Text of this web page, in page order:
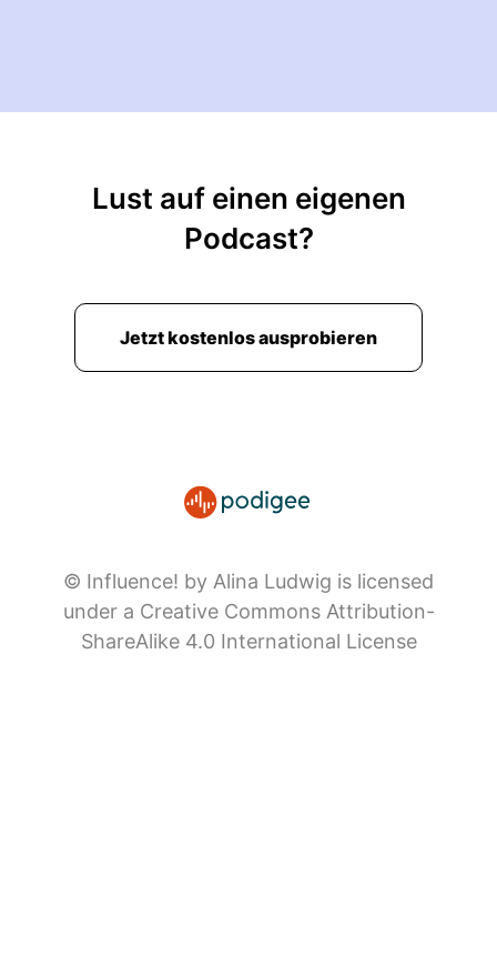
Lust auf einen eigenen
Podcast?
Jetzt kostenlos ausprobieren
© Influence! by Alina Ludwig is licensed
under a Creative Commons Attribution-
ShareAlike 4.0 International License